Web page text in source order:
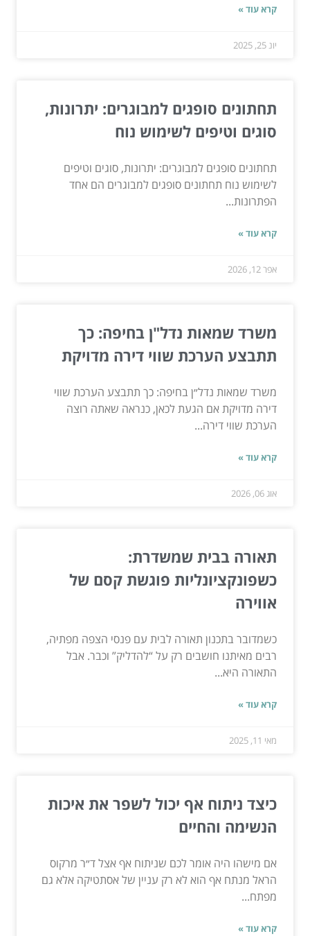
קרא עוד »
יונ 25, 2025
תחתונים סופגים למבוגרים: יתרונות,
סוגים וטיפים לשימוש נוח
תחתונים סופגים למבוגרים: יתרונות, סוגים וטיפים
לשימוש נוח תחתונים סופגים למבוגרים הם אחד
הפתרונות...
קרא עוד »
אפר 12, 2026
משרד שמאות נדל"ן בחיפה: כך
תתבצע הערכת שווי דירה מדויקת
משרד שמאות נדל״ן בחיפה: כך תתבצע הערכת שווי
דירה מדויקת אם הגעת לכאן, כנראה שאתה רוצה
הערכת שווי דירה...
קרא עוד »
אוג 06, 2026
תאורה בבית שמשדרת:
כשפונקציונליות פוגשת קסם של
אווירה
כשמדובר בתכנון תאורה לבית עם פנסי הצפה מפתיה,
רבים מאיתנו חושבים רק על “להדליק” וכבר. אבל
התאורה היא...
קרא עוד »
מאי 11, 2025
כיצד ניתוח אף יכול לשפר את איכות
הנשימה והחיים
אם מישהו היה אומר לכם שניתוח אף אצל ד״ר מרקוס
הראל מנתח אף הוא לא רק עניין של אסתטיקה אלא גם
מפתח...
קרא עוד »